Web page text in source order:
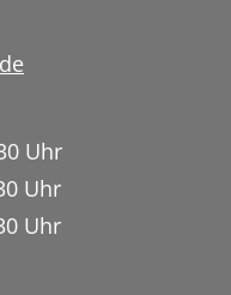
Uhr
Uhr
Uhr